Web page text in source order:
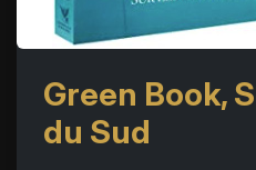
Green Book,
du Sud